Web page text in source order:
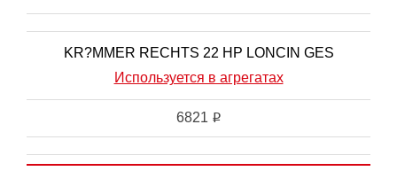
KR?MMER RECHTS 22 HP LONCIN GES
Используется в агрегатах
6821 i